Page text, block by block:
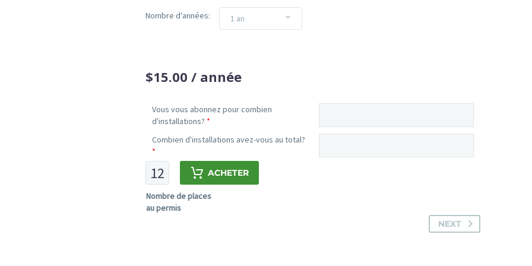
Nombre d'années 1 an
$15.00 / année
Vous vous abonnez pour combien
d'installations? *
Combien d'installations avez-vous au total?
*
quantité
de
Forfait
pour
CPE/Garderie
Nombre de places
au permis
ACHETER
NEXT